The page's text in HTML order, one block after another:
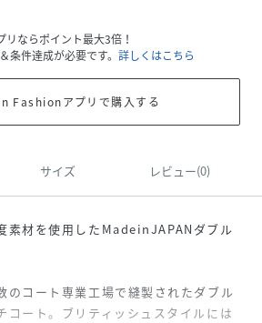
リならポイント最大3倍！
条件達成が必要です。 詳しくはこちら
Fashionアプリで購入する
サイズ レビュー(0)
素材を使用したMadeinJAPANダブル
のコート専業工場で縫製されたダブル
コート。ブリティッシュスタイルには